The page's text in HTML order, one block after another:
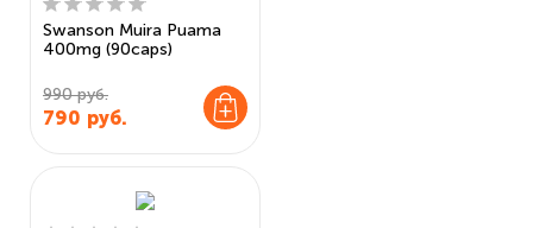
Swanson Muira Puama
400mg (90caps)
990 руб.
790 руб.